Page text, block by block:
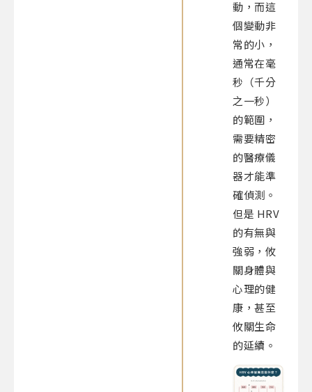
動，而這
個變動非
常的小，
通常在毫
秒（千分
之一秒）
的範圍，
需要精密
的醫療儀
器才能準
確偵測。
但是 HRV
的有無與
強弱，攸
關身體與
心理的健
康，甚至
攸關生命
的延續。